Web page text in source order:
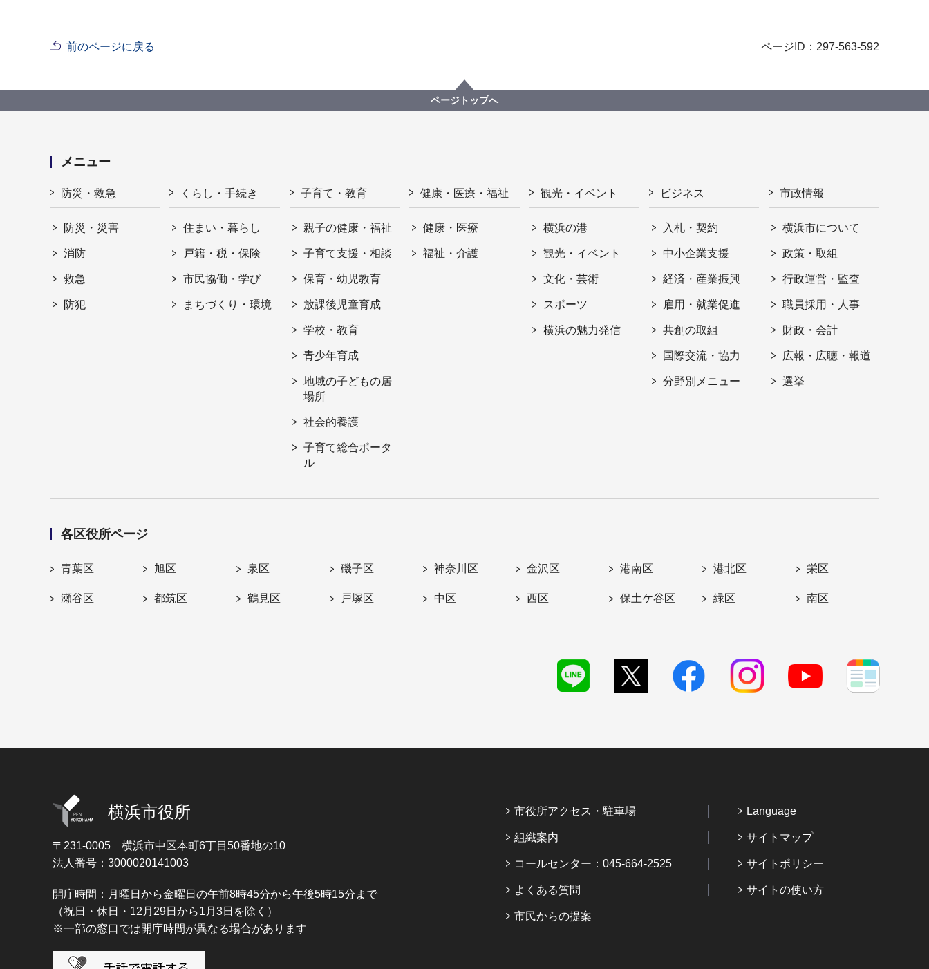
前のページに戻る ページID：297-563-592
ページトップへ
メニュー
防災・救急
防災・災害
消防
救急
防犯
くらし・手続き
住まい・暮らし
戸籍・税・保険
市民協働・学び
まちづくり・環境
子育て・教育
親子の健康・福祉
子育て支援・相談
保育・幼児教育
放課後児童育成
学校・教育
青少年育成
地域の子どもの居
場所
社会的養護
子育て総合ポータ
ル
健康・医療・福祉
健康・医療
福祉・介護
観光・イベント
横浜の港
観光・イベント
文化・芸術
スポーツ
横浜の魅力発信
ビジネス
入札・契約
中小企業支援
経済・産業振興
雇用・就業促進
共創の取組
国際交流・協力
分野別メニュー
市政情報
横浜市について
政策・取組
行政運営・監査
職員採用・人事
財政・会計
広報・広聴・報道
選挙
各区役所ページ
青葉区 旭区 泉区 磯子区 神奈川区 金沢区 港南区 港北区 栄区
瀬谷区 都筑区 鶴見区 戸塚区 中区 西区 保土ケ谷区 緑区 南区
横浜市役所
〒231-0005 横浜市中区本町6丁目50番地の10
法人番号：3000020141003
開庁時間：月曜日から金曜日の午前8時45分から午後5時15分まで
（祝日・休日・12月29日から1月3日を除く）
※一部の窓口では開庁時間が異なる場合があります
市役所アクセス・駐車場
組織案内
コールセンター：045-664-2525
よくある質問
市民からの提案
Language
サイトマップ
サイトポリシー
サイトの使い方